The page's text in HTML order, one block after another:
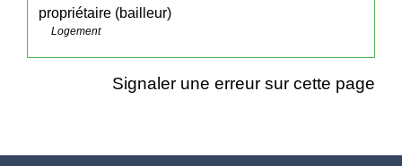
propriétaire (bailleur)
Logement
Signaler une erreur sur cette page